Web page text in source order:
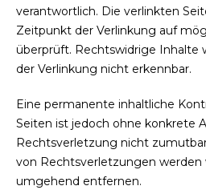
verantwortlich. Die verlinkten
Zeitpunkt der Verlinkung auf
überprüft. Rechtswidrige Inhalte
der Verlinkung nicht erkennbar.
Eine permanente inhaltliche
Seiten ist jedoch ohne konkrete
Rechtsverletzung nicht
von Rechtsverletzungen werden
umgehend entfernen.